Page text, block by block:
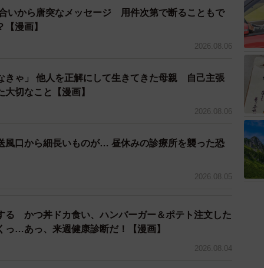
されていく学生たち（吉谷光平さん提供）
ります」「追加取引を交渉します」といった、どこ
も、ビジネスの最前線に立つ玉木の心には響かず、
いから唐突なメッセージ 用件次第で断ることもで
漫画】
2026.08.06
きゃ」 他人を正解にして生きてきた母親 自己主張
切なこと【漫画】
2026.08.06
風口から細長いものが… 昼休みの診療所を襲った恐
2026.08.05
る かつ丼ドカ食い、ハンバーガー＆ポテト注文した
っ…あっ、来週健康診断だ！【漫画】
2026.08.04